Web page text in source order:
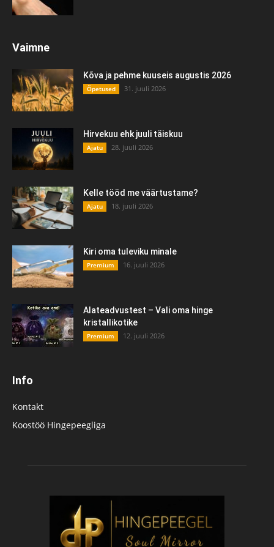
Vaimne
Kõva ja pehme kuuseis augustis 2026
Õpetused 31. juuli 2026
Hirvekuu ehk juuli täiskuu
Ajatu 28. juuli 2026
Kelle tööd me väärtustame?
Ajatu 18. juuli 2026
Kiri oma tuleviku minale
Premium 16. juuli 2026
Alateadvustest – Vali oma hinge
kristallikotike
Premium 12. juuli 2026
Info
Kontakt
Koostöö Hingepeegliga